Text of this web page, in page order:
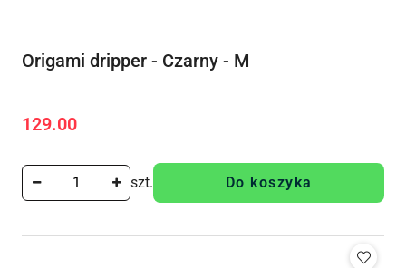
Origami dripper - Czarny - M
Cena:
129.00
szt. Do koszyka